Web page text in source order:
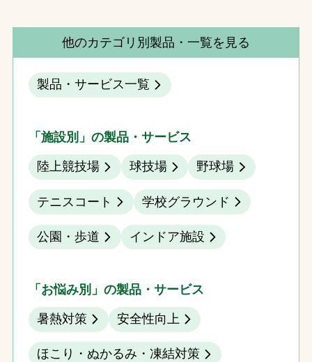
他のカテゴリ別製品・一覧を見る
製品・サービス一覧
「施設別」の製品・サービス
陸上競技場 球技場 野球場
テニスコート 学校グラウンド
公園・歩道 インドア施設
「お悩み別」の製品・サービス
暑熱対策 安全性向上
ほこり・ぬかるみ・凍結対策